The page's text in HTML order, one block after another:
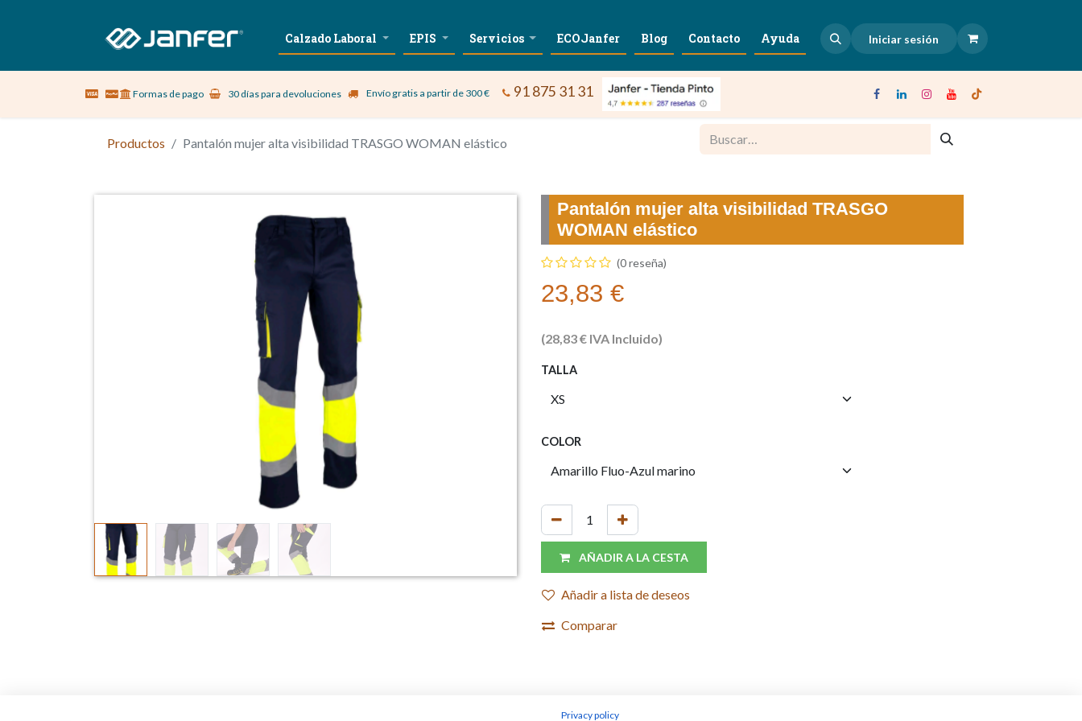
Sobre nosotros Vestuario Laboral Calzado Laboral EPIS Servicios ECOJanfer Blog Contacto Ayuda Iniciar sesión
Formas de pago 30 días para devoluciones Envío gratis a partir de 300 € 91 875 31 31
Productos Pantalón mujer alta visibilidad TRASGO WOMAN elástico
Pantalón mujer alta visibilidad TRASGO
WOMAN elástico
(0 reseña)
23,83 €
(28,83€ IVA Incluido)
TALLA
COLOR
AÑADIR A LA CESTA
Añadir a lista de deseos
Comparar
Privacy policy